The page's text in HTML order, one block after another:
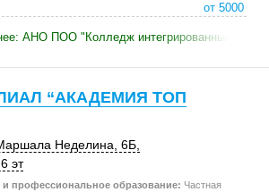
от 5000
АНО ПОО "Колледж интегрированных
“АКАДЕМИЯ ТОП
Неделина, 6Б,
6 эт
профессиональное образование: Частная